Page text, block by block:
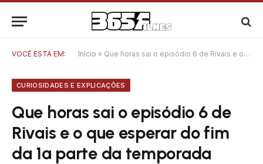
VOCÊ ESTÁ EM: Início » Que horas sai o episódio 6 de Rivais e o que esperar do fim da 1ª parte da temporada
CURIOSIDADES E EXPLICAÇÕES
Que horas sai o episódio 6 de
Rivais e o que esperar do fim
da 1ª parte da temporada